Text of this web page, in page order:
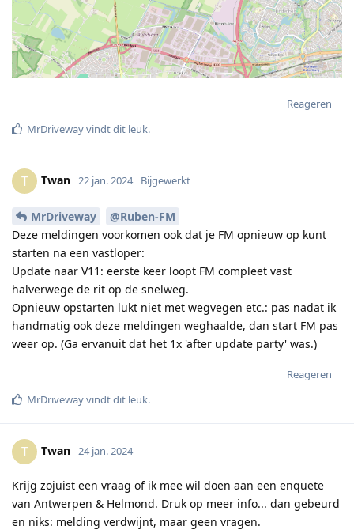
Reageren
MrDrivewayvindt dit leuk.
T Twan 22 jan. 2024 Bijgewerkt
MrDriveway
@Ruben-FM
Deze meldingen voorkomen ook dat je FM opnieuw op kunt
starten na een vastloper:
Update naar V11: eerste keer loopt FM compleet vast
halverwege de rit op de snelweg.
Opnieuw opstarten lukt niet met wegvegen etc.: pas nadat ik
handmatig ook deze meldingen weghaalde, dan start FM pas
weer op. (Ga ervanuit dat het 1x 'after update party' was.)
Reageren
MrDrivewayvindt dit leuk.
T Twan 24 jan. 2024
Krijg zojuist een vraag of ik mee wil doen aan een enquete
van Antwerpen & Helmond. Druk op meer info... dan gebeurd
en niks: melding verdwijnt, maar geen vragen.